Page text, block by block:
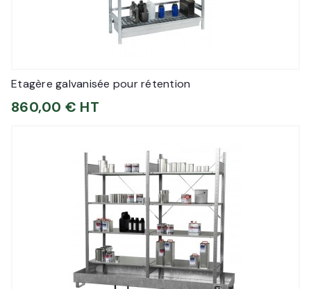
Etagère galvanisée pour rétention
860,00 € HT